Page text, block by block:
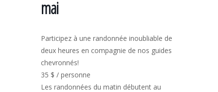
mai
Participez à une randonnée inoubliable de
deux heures en compagnie de nos guides
chevronnés!
35 $ / personne
Les randonnées du matin débutent au